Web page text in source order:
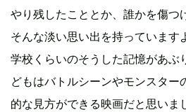
やり残したこととか、誰かを傷つ
そんな淡い思い出を持っています
学校くらいのそうした記憶があぶ
どもはバトルシーンやモンスター
的な見方ができる映画だと思いま